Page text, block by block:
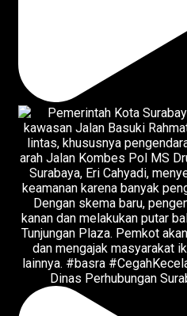
Dinas Perhubungan